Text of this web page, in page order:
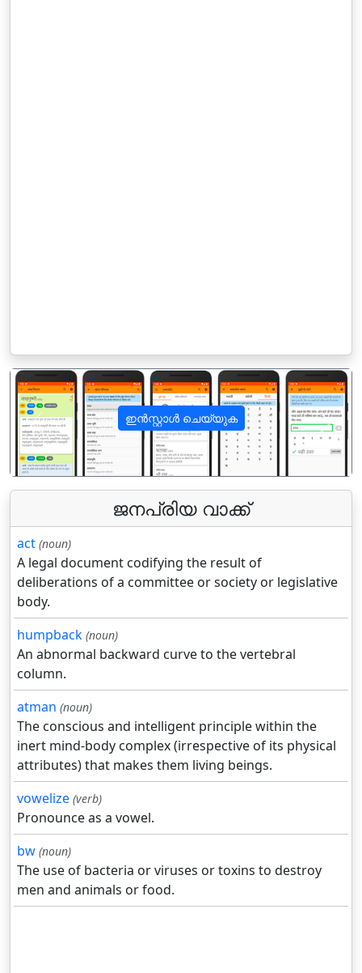
ഇൻസ്റ്റാൾ ചെയ്യുക
पिछला अगला
ജനപ്രിയ വാക്ക്
act (noun)
A legal document codifying the result of
deliberations of a committee or society or legislative
body.
humpback (noun)
An abnormal backward curve to the vertebral
column.
atman (noun)
The conscious and intelligent principle within the
inert mind-body complex (irrespective of its physical
attributes) that makes them living beings.
vowelize (verb)
Pronounce as a vowel.
bw (noun)
The use of bacteria or viruses or toxins to destroy
men and animals or food.